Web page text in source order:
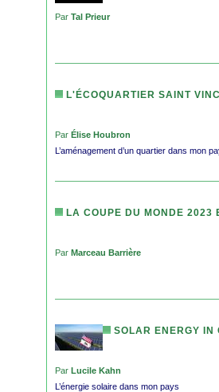
Par Tal Prieur
L'ÉCOQUARTIER SAINT
Par Élise Houbron
L’aménagement d’un quartier dans mon
LA COUPE DU MONDE 2023
Par Marceau Barrière
SOLAR ENERGY IN
Par Lucile Kahn
L’énergie solaire dans mon pays